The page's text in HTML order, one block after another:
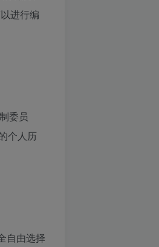
进行编
委员
个人历
自由选择